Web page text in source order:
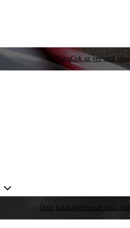
YarışÇok az yer yeni
Ürün kataloğu Küresel çapta